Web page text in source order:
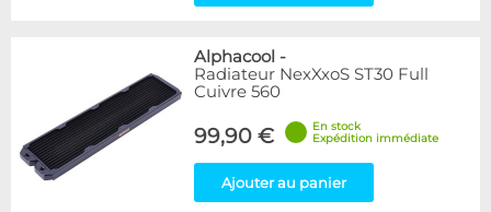
Alphacool -
Radiateur NexXxoS ST30 Full
Cuivre 560
99,90 €
En stock
Expédition immédiate
Ajouter au panier